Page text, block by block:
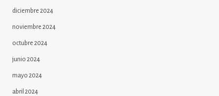
diciembre 2024
noviembre 2024
octubre 2024
junio 2024
mayo 2024
abril 2024